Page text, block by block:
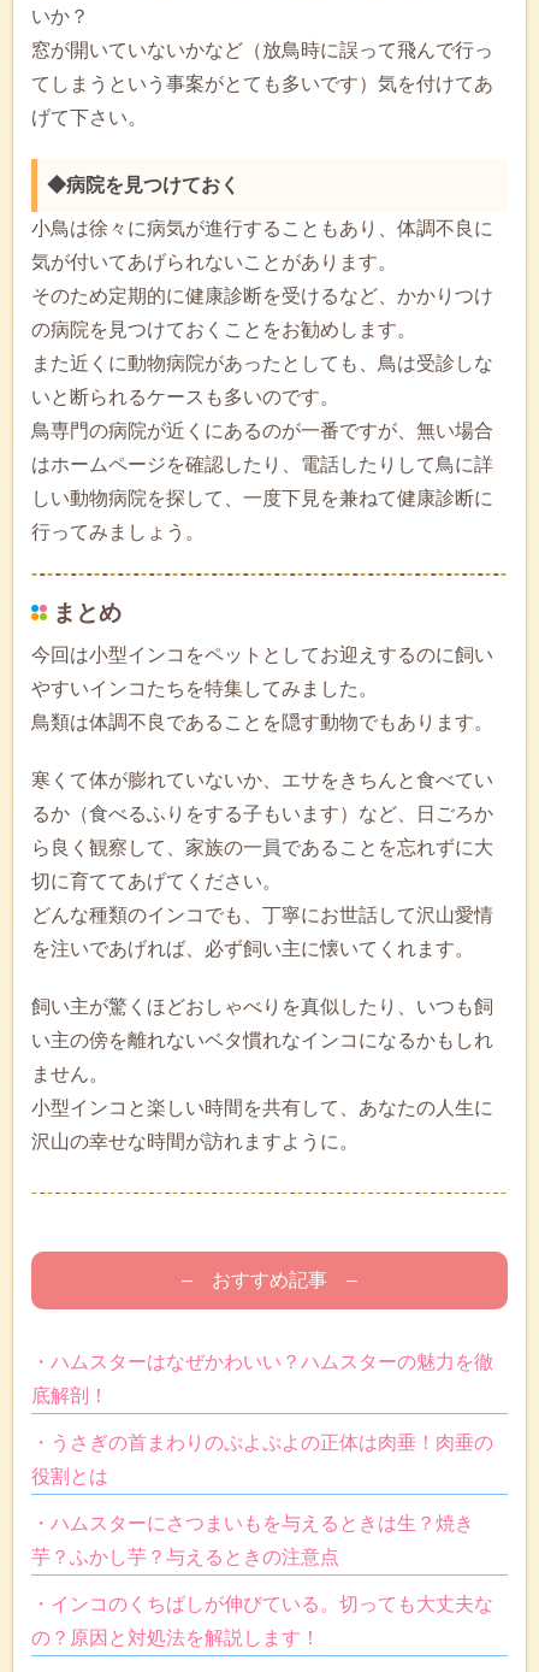
いか？
窓が開いていないかなど（放鳥時に誤って飛んで行っ
てしまうという事案がとても多いです）気を付けてあ
げて下さい。
◆病院を見つけておく
小鳥は徐々に病気が進行することもあり、体調不良に
気が付いてあげられないことがあります。
そのため定期的に健康診断を受けるなど、かかりつけ
の病院を見つけておくことをお勧めします。
また近くに動物病院があったとしても、鳥は受診しな
いと断られるケースも多いのです。
鳥専門の病院が近くにあるのが一番ですが、無い場合
はホームページを確認したり、電話したりして鳥に詳
しい動物病院を探して、一度下見を兼ねて健康診断に
行ってみましょう。
まとめ
今回は小型インコをペットとしてお迎えするのに飼い
やすいインコたちを特集してみました。
鳥類は体調不良であることを隠す動物でもあります。
寒くて体が膨れていないか、エサをきちんと食べてい
るか（食べるふりをする子もいます）など、日ごろか
ら良く観察して、家族の一員であることを忘れずに大
切に育ててあげてください。
どんな種類のインコでも、丁寧にお世話して沢山愛情
を注いであげれば、必ず飼い主に懐いてくれます。
飼い主が驚くほどおしゃべりを真似したり、いつも飼
い主の傍を離れないベタ慣れなインコになるかもしれ
ません。
小型インコと楽しい時間を共有して、あなたの人生に
沢山の幸せな時間が訪れますように。
– おすすめ記事 –
・ハムスターはなぜかわいい？ハムスターの魅力を徹
底解剖！
・うさぎの首まわりのぷよぷよの正体は肉垂！肉垂の
役割とは
・ハムスターにさつまいもを与えるときは生？焼き
芋？ふかし芋？与えるときの注意点
・インコのくちばしが伸びている。切っても大丈夫な
の？原因と対処法を解説します！